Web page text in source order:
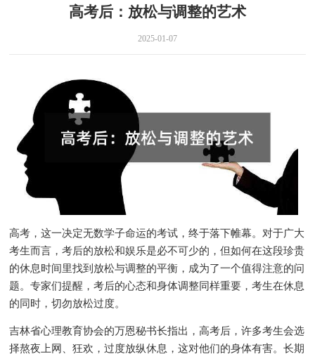
高考后：放松与调整的艺术
2025-01-07
高考，这一决定无数学子命运的考试，终于落下帷幕。对于广大
考生而言，考后的放松和娱乐是必不可少的，但如何在这段珍贵
的休息时间里找到放松与调整的平衡，成为了一个值得注意的问
题。专家们提醒，考后的心态和身体调整同样重要，考生在休息
的同时，切勿放松过度。
吉林省心理教育协会的万恩秘书长指出，高考后，许多考生会选
择熬夜上网、狂欢，过度放纵休息，这对他们的身体有害。长期